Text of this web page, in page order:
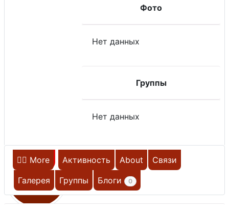
А
Фото
Нет данных
Группы
Нет данных
Главная Активность About
Связи
Галерея
Группы Блоги 0
More